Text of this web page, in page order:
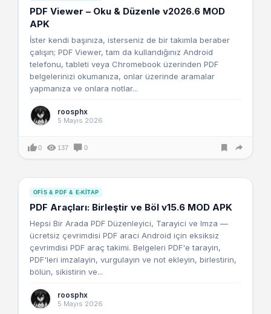
PDF Viewer – Oku & Düzenle v2026.6 MOD
APK
İster kendi başınıza, isterseniz de bir takımla beraber
çalışın; PDF Viewer, tam da kullandığınız Android
telefonu, tableti veya Chromebook üzerinden PDF
belgelerinizi okumanıza, onlar üzerinde aramalar
yapmanıza ve onlara notlar...
roosphx
5 Mayıs 2026
0 137 0
OFIS & PDF & E-KITAP
PDF Araçları: Birleştir ve Böl v15.6 MOD APK
Hepsi Bir Arada PDF Düzenleyici, Tarayici ve Imza —
ücretsiz çevrimdisi PDF araci Android için eksiksiz
çevrimdisi PDF araç takimi. Belgeleri PDF'e tarayin,
PDF'leri imzalayin, vurgulayın ve not ekleyin, birlestirin,
bölün, sikistirin ve...
roosphx
5 Mayıs 2026